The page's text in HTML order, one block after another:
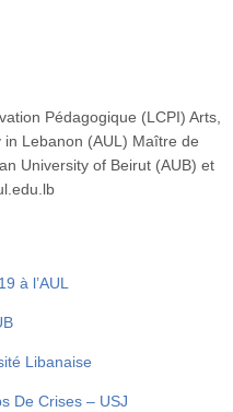
Pédagogique (LCPI) Arts,
in Lebanon (AUL) Maître de
University of Beirut (AUB) et
à l’AUL
Libanaise
De Crises – USJ